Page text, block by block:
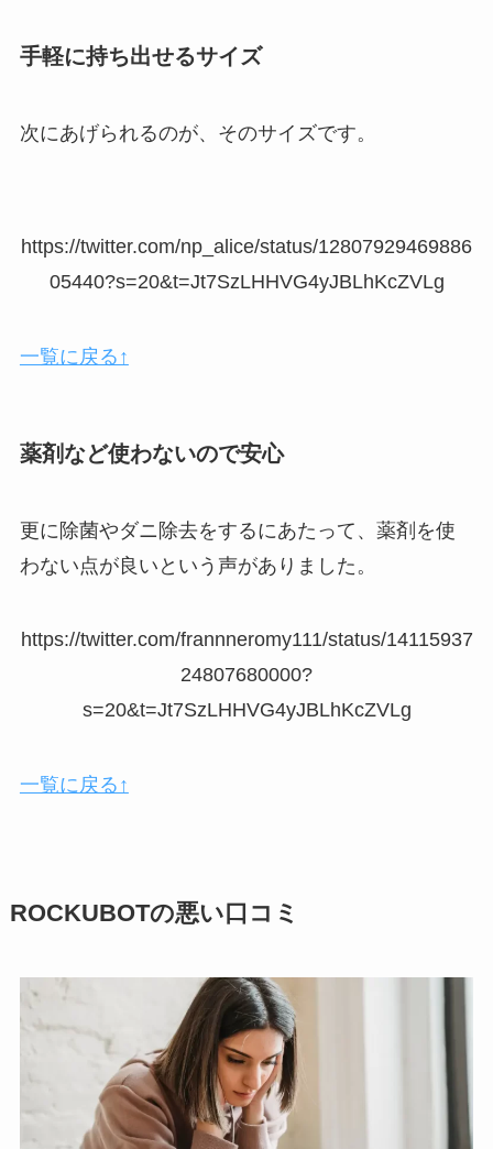
手軽に持ち出せるサイズ
次にあげられるのが、そのサイズです。
https://twitter.com/np_alice/status/12807929469886
05440?s=20&t=Jt7SzLHHVG4yJBLhKcZVLg
一覧に戻る↑
薬剤など使わないので安心
更に除菌やダニ除去をするにあたって、薬剤を使
わない点が良いという声がありました。
https://twitter.com/frannneromy111/status/14115937
24807680000?
s=20&t=Jt7SzLHHVG4yJBLhKcZVLg
一覧に戻る↑
ROCKUBOTの悪い口コミ